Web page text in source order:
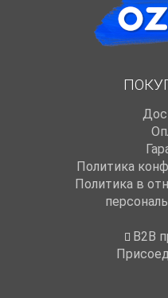
Политика
Политика в
B2B